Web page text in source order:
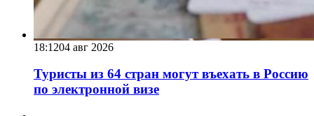
18:1204 авг 2026
Туристы из 64 стран могут въехать в Россию
по электронной визе